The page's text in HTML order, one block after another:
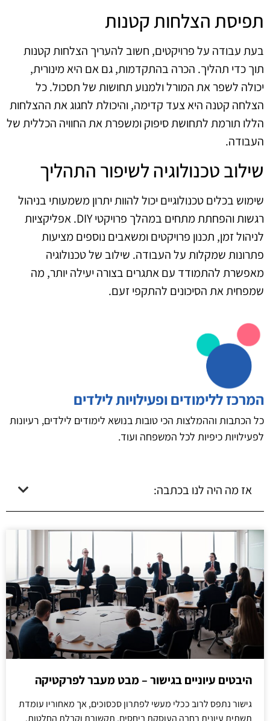
תפיסת הצלחות קטנות
בעת עבודה על פרויקטים, חשוב להעריך הצלחות קטנות
תוך כדי תהליך. הכרה בהתקדמות, גם אם היא מינורית,
יכולה לשפר את המורל ולמנוע תחושות של תסכול. כל
הצלחה קטנה היא צעד קדימה, והיכולת לחגוג את ההצלחות
הללו תורמת לתחושת סיפוק ומשפרת את החוויה הכללית של
העבודה.
שילוב טכנולוגיה לשיפור התהליך
שימוש בכלים טכנולוגיים יכול להוות יתרון משמעותי בניהול
רגשות והפחתת מתחים במהלך פרויקטי DIY. אפליקציות
לניהול זמן, תכנון פרויקטים ומשאבים נוספים מציעות
פתרונות שמקלות על העבודה. שילוב של טכנולוגיה
מאפשרת להתמודד עם אתגרים בצורה יעילה יותר, מה
שמפחית את הסיכונים להתקפי זעם.
המרכז ללימודים ופעילויות לילדים
כל הכתבות וההמלצות הכי טובות בנושא לימודים לילדים, רעיונות
לפעילויות כיפיות לכל המשפחה ועוד.
אז מה היה לנו בכתבה:
היבטים עיוניים בגישור – מבט מעבר לפרקטיקה
גישור נתפס לרוב ככלי מעשי לפתרון סכסוכים, אך מאחוריו עומדת
תשתית עיונית רחבה העוסקת ביחסים, תקשורת וקבלת החלטות.